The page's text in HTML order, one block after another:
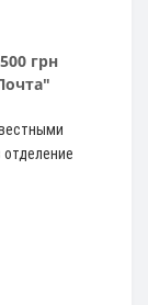
грн
отделение